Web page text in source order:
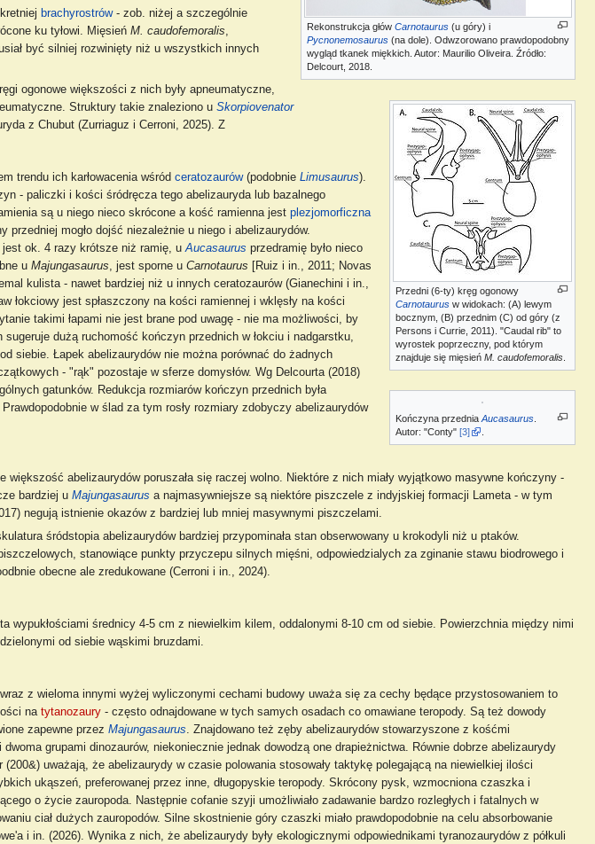
Rekonstrukcja główCarnotaurus (u góry) i
Pycnonemosaurus (na dole). Odwzorowano prawdopodobny
wygląd tkanek miękkich. Autor: Maurilio Oliveira. Źródło:
Delcourt, 2018.
Przedni (6-ty) kręg ogonowy
Carnotaurus w widokach: (A) lewym
bocznym, (B) przednim (C) od góry (z
Persons i Currie, 2011). "Caudal rib" to
wyrostek poprzeczny, pod którym
znajduje się mięsieńM. caudofemoralis
brachyrostrów- zob. niżej a szczególnie
ku tyłowi. Mięsień M. caudofemoralis,
być silniej rozwinięty niż u wszystkich innych
ogonowe większości z nich były apneumatyczne,
Struktury takie znaleziono u Skorpiovenator
z Chubut (Zurriaguz i Cerroni, 2025). Z
Kończyna przedniaAucasaurus.
Autor: "Conty" [3] .
trendu ich karłowacenia wśród ceratozaurów(podobnie Limusaurus).
- paliczki i kości śródręcza tego abelizauryda lub bazalnego
są u niego nieco skrócone a kość ramienna jest plezjomorficzna
mogło dojść niezależnie u niego i abelizaurydów.
jest ok. 4 razy krótsze niż ramię, uAucasaurus przedramię było nieco
u Majungasaurus, jest sporne u Carnotaurus [Ruiz i in., 2011; Novas
kulista - nawet bardziej niż u innych ceratozaurów (Gianechini i in.,
łokciowy jest spłaszczony na kości ramiennej i wklęsły na kości
takimi łapami nie jest brane pod uwagę - nie ma możliwości, by
dużą ruchomość kończyn przednich w łokciu i nadgarstku,
siebie. Łapek abelizaurydów nie można porównać do żadnych
- "rąk" pozostaje w sferze domysłów. Wg Delcourta (2018)
gatunków. Redukcja rozmiarów kończyn przednich była
w ślad za tym rosły rozmiary zdobyczy abelizaurydów
abelizaurydów poruszała się raczej wolno. Niektóre z nich miały wyjątkowo masywne kończyny -
bardziej u Majungasaurus a najmasywniejsze są niektóre piszczele z indyjskiej formacji Lameta - w tym
negują istnienie okazów z bardziej lub mniej masywnymi piszczelami.
śródstopia abelizaurydów bardziej przypominała stan obserwowany u krokodyli niż u ptaków.
stanowiące punkty przyczepu silnych mięśni, odpowiedzialych za zginanie stawu biodrowego i
obecne ale zredukowane (Cerroni i in., 2024).
wypukłościami średnicy 4-5 cm z niewielkim kilem, oddalonymi 8-10 cm od siebie. Powierzchnia między nimi
od siebie wąskimi bruzdami.
z wieloma innymi wyżej wyliczonymi cechami budowy uważa się za cechy będące przystosowaniem to
na tytanozaury- często odnajdowane w tych samych osadach co omawiane teropody. Są też dowody
zapewne przez Majungasaurus. Znajdowano też zęby abelizaurydów stowarzyszone z kośćmi
grupami dinozaurów, niekoniecznie jednak dowodzą one drapieżnictwa. Równie dobrze abelizaurydy
uważają, że abelizaurydy w czasie polowania stosowały taktykę polegającą na niewielkiej ilości
ukąszeń, preferowanej przez inne, długopyskie teropody. Skrócony pysk, wzmocniona czaszka i
o życie zauropoda. Następnie cofanie szyji umożliwiało zadawanie bardzo rozległych i fatalnych w
ciał dużych zauropodów. Silne skostnienie góry czaszki miało prawdopodobnie na celu absorbowanie
i in. (2026). Wynika z nich, że abelizaurydy były ekologicznymi odpowiednikami tyranozaurydów z półkuli